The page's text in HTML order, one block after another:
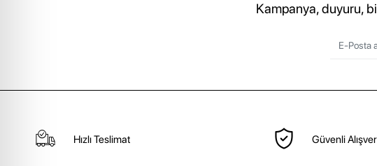
Kampanya, duyuru,
Hızlı Teslimat Güvenli